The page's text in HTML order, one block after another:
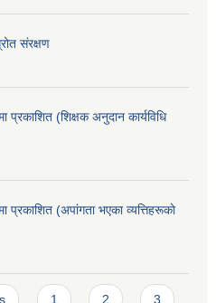
संरक्षण
प्रकाशित (शिक्षक अनुदान कार्यविधि
प्रकाशित (अपांगता भएका व्यत्तिहरूकाे
1 2 3